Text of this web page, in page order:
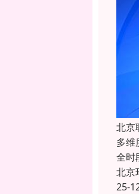
北京
多维
全时
北京
25-